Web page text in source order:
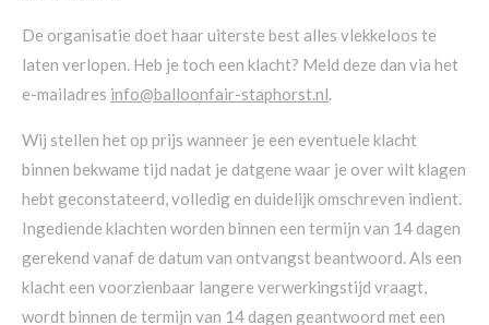
De organisatie doet haar uiterste best alles vlekkeloos te
laten verlopen. Heb je toch een klacht? Meld deze dan via het
e-mailadres info@balloonfair-staphorst.nl
Wij stellen het op prijs wanneer je een eventuele klacht
binnen bekwame tijd nadat je datgene waar je over wilt klagen
hebt geconstateerd, volledig en duidelijk omschreven indient.
Ingediende klachten worden binnen een termijn van 14 dagen
gerekend vanaf de datum van ontvangst beantwoord. Als een
klacht een voorzienbaar langere verwerkingstijd vraagt,
wordt binnen de termijn van 14 dagen geantwoord met een